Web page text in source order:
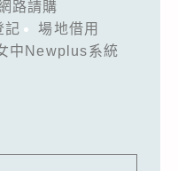
路請購
記
場地借用
中Newplus系統